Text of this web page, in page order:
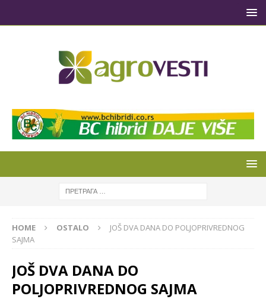
HOME OSTALO
JOŠ DVA DANA DO POLJOPRIVREDNOG
SAJMA
JOŠ DVA DANA DO
POLJOPRIVREDNOG SAJMA